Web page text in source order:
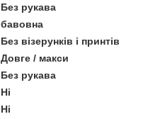
Без рукава
бавовна
Без візерунків і принтів
Довге / макси
Без рукава
Ні
Ні